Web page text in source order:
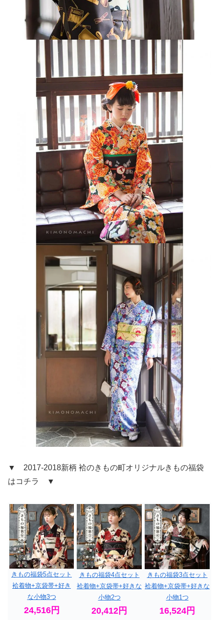
▼ 2017-2018新柄 袷のきもの町オリジナルきもの福袋
はコチラ ▼
きもの福袋5点セット
袷着物+京袋帯+好き
な小物3つ
24,516円
きもの福袋4点セット
袷着物+京袋帯+好きな
小物2つ
20,412円
きもの福袋3点セット
袷着物+京袋帯+好きな
小物1つ
16,524円